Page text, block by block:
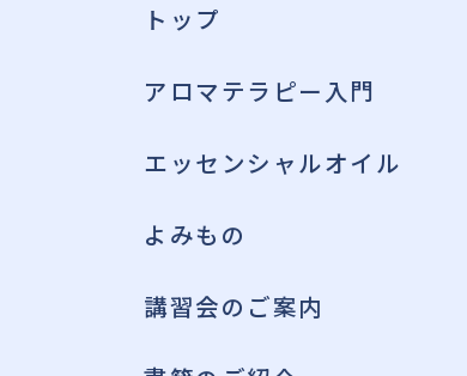
トップ
アロマテラピー入門
エッセンシャルオイル
よみもの
講習会のご案内